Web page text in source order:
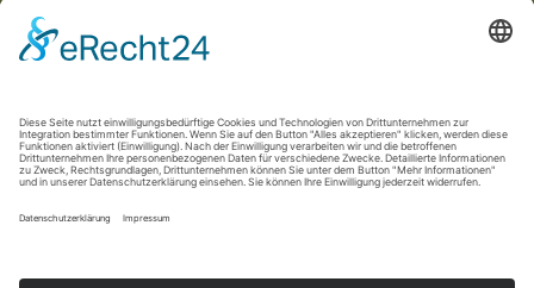
Versand & Zahlung
Newsletter